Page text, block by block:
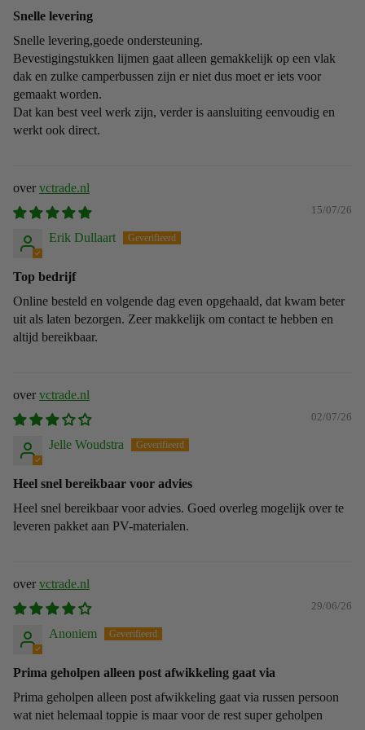
Snelle levering
Snelle levering,goede ondersteuning.
Bevestigingstukken lijmen gaat alleen gemakkelijk op een vlak
dak en zulke camperbussen zijn er niet dus moet er iets voor
gemaakt worden.
Dat kan best veel werk zijn, verder is aansluiting eenvoudig en
werkt ook direct.
vctrade.nl
15/07/26
Erik Dullaart
Top bedrijf
Online besteld en volgende dag even opgehaald, dat kwam beter
uit als laten bezorgen. Zeer makkelijk om contact te hebben en
altijd bereikbaar.
vctrade.nl
02/07/26
Jelle Woudstra
Heel snel bereikbaar voor advies
Heel snel bereikbaar voor advies. Goed overleg mogelijk over te
leveren pakket aan PV-materialen.
vctrade.nl
29/06/26
Anoniem
Prima geholpen alleen post afwikkeling gaat via
Prima geholpen alleen post afwikkeling gaat via russen persoon
wat niet helemaal toppie is maar voor de rest super geholpen